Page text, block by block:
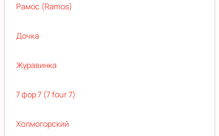
Рамос (Ramos)
Дочка
Журавинка
7 фор 7 (7 four 7)
Холмогорский